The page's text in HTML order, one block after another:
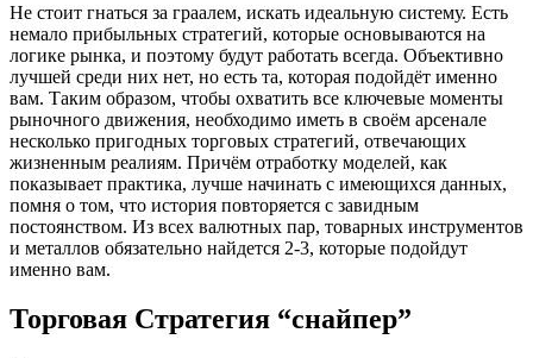
Не стоит гнаться за граалем, искать идеальную систему. Есть
немало прибыльных стратегий, которые основываются на
логике рынка, и поэтому будут работать всегда. Объективно
лучшей среди них нет, но есть та, которая подойдёт именно
вам. Таким образом, чтобы охватить все ключевые моменты
рыночного движения, необходимо иметь в своём арсенале
несколько пригодных торговых стратегий, отвечающих
жизненным реалиям. Причём отработку моделей, как
показывает практика, лучше начинать с имеющихся данных,
помня о том, что история повторяется с завидным
постоянством. Из всех валютных пар, товарных инструментов
и металлов обязательно найдется 2-3, которые подойдут
именно вам.
Торговая Стратегия “снайпер”